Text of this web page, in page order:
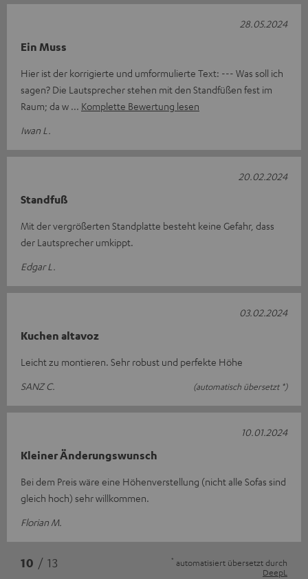
Ein Muss
Hier ist der korrigierte und umformulierte Text: --- Was soll ich
sagen? Die Lautsprecher stehen mit den Standfüßen fest im
Raum; da w
Komplette Bewertung lesen
Iwan L.
28.05.2024
Standfuß
Mit der vergrößerten Standplatte besteht keine Gefahr, dass
der Lautsprecher umkippt.
Edgar L.
20.02.2024
Kuchen altavoz
Leicht zu montieren. Sehr robust und perfekte Höhe
SANZ C.
(automatisch übersetzt *)
03.02.2024
Kleiner Änderungswunsch
Bei dem Preis wäre eine Höhenverstellung (nicht alle Sofas sind
gleich hoch) sehr willkommen.
Florian M.
10.01.2024
10 / 13 * automatisiert übersetzt durch
DeepL